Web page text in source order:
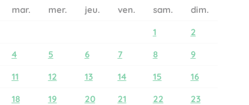
mar. mer. jeu. ven. sam.
dim.
1
2
4 5 6 7 8
9
11 12 13 14 15
16
18 19 20 21 22
23